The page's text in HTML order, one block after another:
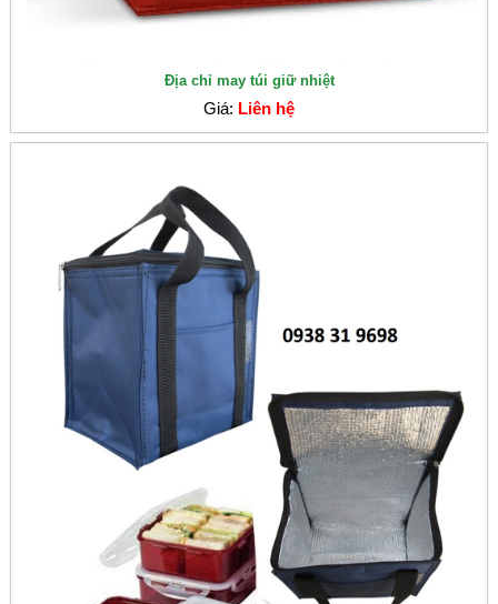
Địa chỉ may túi giữ nhiệt
Giá: Liên hệ